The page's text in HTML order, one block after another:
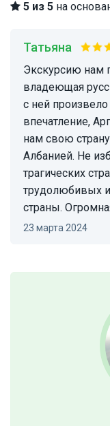
5 из 5 на
Татьяна
Экскурсию нам провела Аргита, прекрасно
владеющая
с ней
впечатление,
нам свою
Албанией. Не
трагических
трудолюбивых
страны.
23 марта 2024